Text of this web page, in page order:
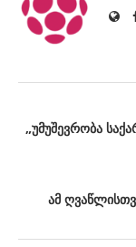
„უმუშევრობა
ამ